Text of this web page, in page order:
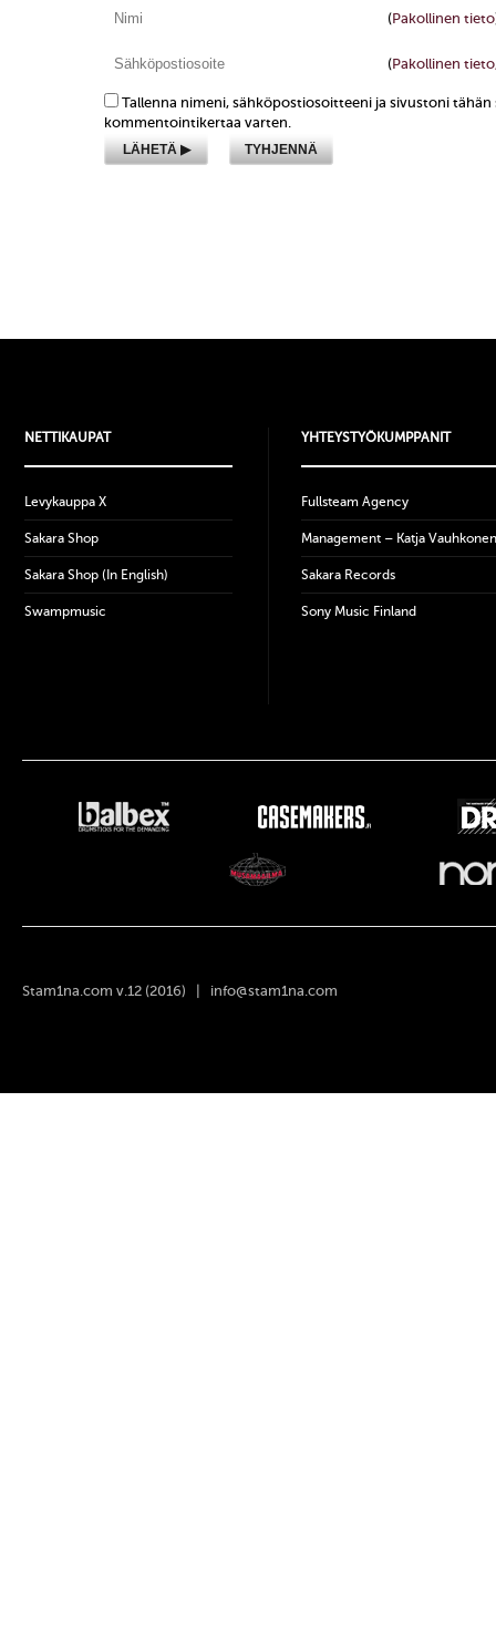
(Pakollinen tieto
(Pakollinen
Tallenna nimeni, sähköpostiosoitteeni ja sivustoni tähän
kommentointikertaa varten.
NETTIKAUPAT
Levykauppa X
Sakara Shop
Sakara Shop (In English)
Swampmusic
YHTEYSTYÖKUMPPANIT
Fullsteam Agency
Management – Katja Vauhkonen
Sakara Records
Sony Music Finland
Stam1na.com v.12 (2016) | info@stam1na.com